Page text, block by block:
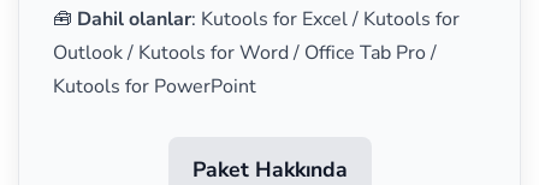
🧰 Dahil olanlar: Kutools for Excel / Kutools for
Outlook / Kutools for Word / Office Tab Pro /
Kutools for PowerPoint
Paket Hakkında